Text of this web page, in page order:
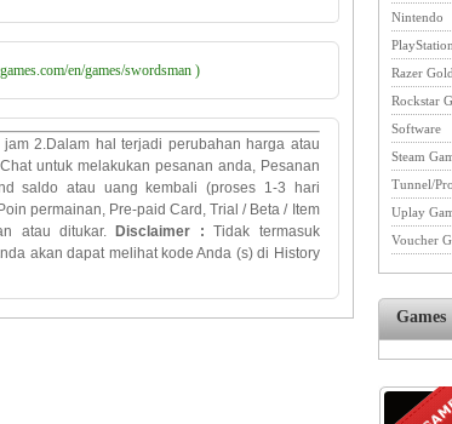
en/games/swordsman )
jam 2.Dalam hal terjadi perubahan harga atau
Chatuntuk melakukan pesanan anda, Pesanan
saldo atau uang kembali (proses 1-3 hari
Poin permainan, Pre-paid Card , Trial/ Beta / Item
atau ditukar. Disclaimer : Tidak termasuk
akan dapat melihat kode Anda (s)di History
Nintendo
Razer Gold
Rockstar
Software
Steam
Tunnel/
Uplay
Voucher
Games